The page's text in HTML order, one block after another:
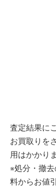
査定結果に
お買取りを
用はかかり
※処分・撤
料からお値